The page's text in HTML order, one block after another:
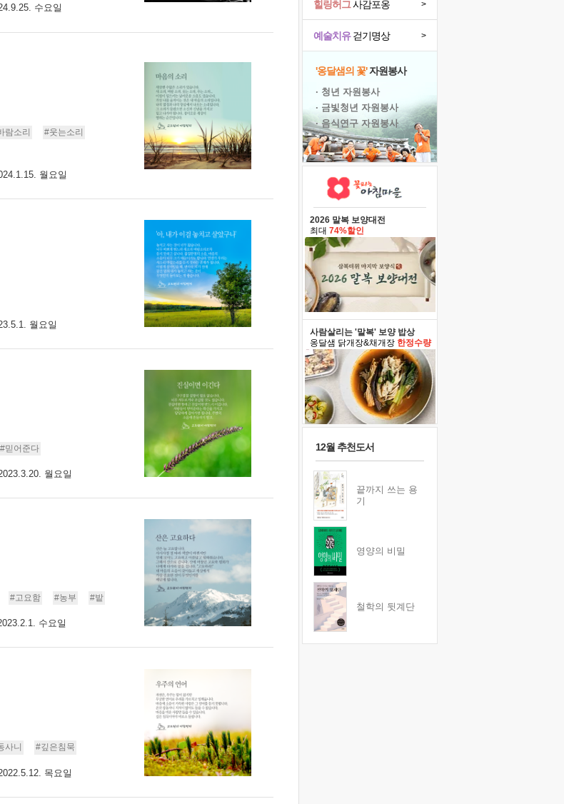
수요일
람소리
#웃는소리
월요일
월요일
#믿어준다
월요일
#고요함 #농부 #밭
수요일
사니 #깊은침묵
목요일
예술치유걷기명상 >
힐링허그사감포옹 >
'옹달샘의 꽃'자원봉사
· 청년 자원봉사
· 금빛청년 자원봉사
· 음식연구 자원봉사
2026 말복 보양대전
최대 74%할인
사람살리는 '말복' 보양 밥상
옹달샘 닭개장&채개장 한정수량
12월 추천도서
끝까지 쓰는 용
기
영양의 비밀
철학의 뒷계단